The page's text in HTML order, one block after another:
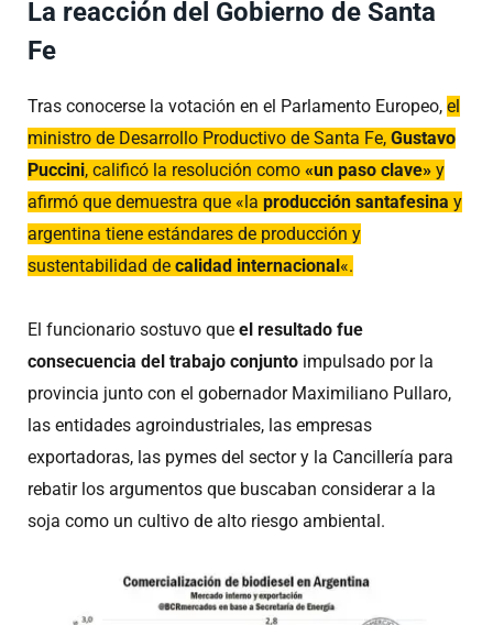
La reacción del Gobierno de Santa
Fe
Tras conocerse la votación en el Parlamento Europeo, el
ministro de Desarrollo Productivo de Santa Fe, Gustavo
Puccini, calificó la resolución como «un paso clave» y
afirmó que demuestra que «la producción santafesina y
argentina tiene estándares de producción y
sustentabilidad de calidad internacional«.
El funcionario sostuvo que el resultado fue
consecuencia del trabajo conjunto impulsado por la
provincia junto con el gobernador Maximiliano Pullaro,
las entidades agroindustriales, las empresas
exportadoras, las pymes del sector y la Cancillería para
rebatir los argumentos que buscaban considerar a la
soja como un cultivo de alto riesgo ambiental.